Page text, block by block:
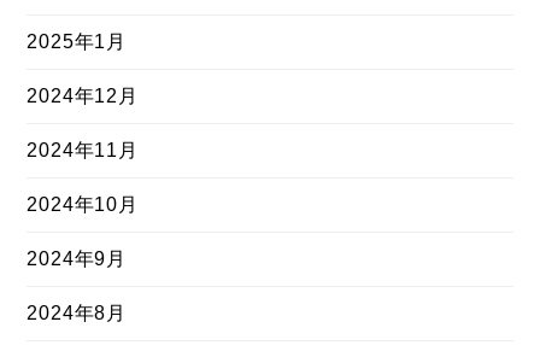
2025年1月
2024年12月
2024年11月
2024年10月
2024年9月
2024年8月